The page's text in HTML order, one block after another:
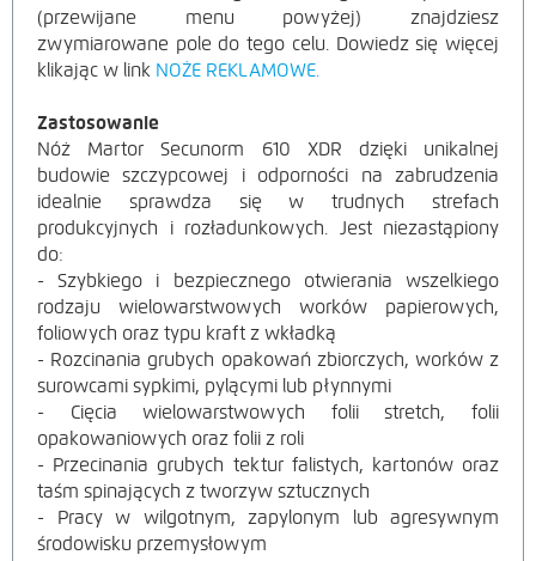
(przewijane menu powyżej) znajdziesz
zwymiarowane pole do tego celu. Dowiedz się więcej
klikając w link NOŻE REKLAMOWE.
Zastosowanie
Nóż Martor Secunorm 610 XDR dzięki unikalnej
budowie szczypcowej i odporności na zabrudzenia
idealnie sprawdza się w trudnych strefach
produkcyjnych i rozładunkowych. Jest niezastąpiony
do:
- Szybkiego i bezpiecznego otwierania wszelkiego
rodzaju wielowarstwowych worków papierowych,
foliowych oraz typu kraft z wkładką
- Rozcinania grubych opakowań zbiorczych, worków z
surowcami sypkimi, pylącymi lub płynnymi
- Cięcia wielowarstwowych folii stretch, folii
opakowaniowych oraz folii z roli
- Przecinania grubych tektur falistych, kartonów oraz
taśm spinających z tworzyw sztucznych
- Pracy w wilgotnym, zapylonym lub agresywnym
środowisku przemysłowym